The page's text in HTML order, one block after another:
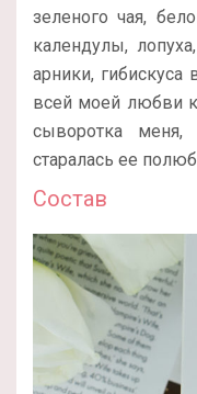
зеленого чая,
календулы,
арники, гибискуса
всей моей любви
сыворотка меня,
старалась ее
Состав